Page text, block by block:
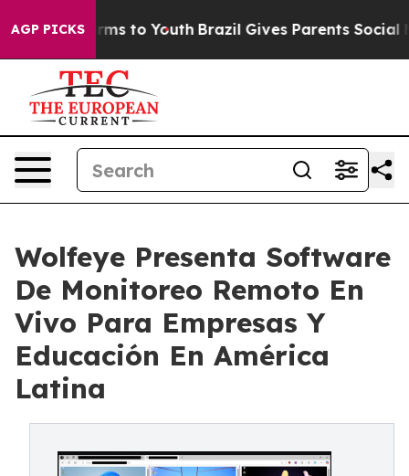
AGP PICKS
Harms to Youth Brazil Gives Parents Social
Wolfeye Presenta Software
De Monitoreo Remoto En
Vivo Para Empresas Y
Educación En América
Latina